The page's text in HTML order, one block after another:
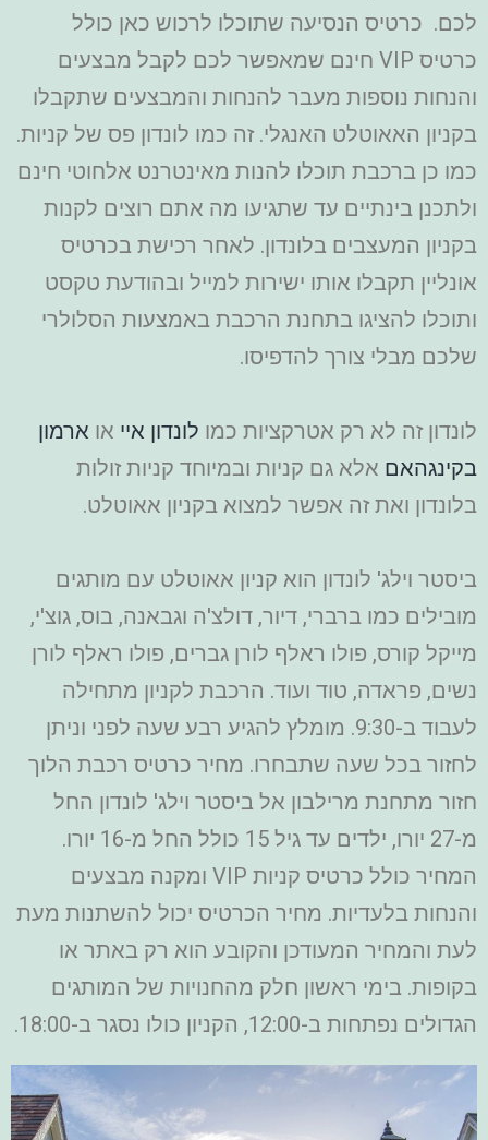
לכם. כרטיס הנסיעה שתוכלו לרכוש כאן כולל
כרטיס VIP חינם שמאפשר לכם לקבל מבצעים
והנחות נוספות מעבר להנחות והמבצעים שתקבלו
בקניון האאוטלט האנגלי. זה כמו לונדון פס של קניות.
כמו כן ברכבת תוכלו להנות מאינטרנט אלחוטי חינם
ולתכנן בינתיים עד שתגיעו מה אתם רוצים לקנות
בקניון המעצבים בלונדון. לאחר רכישת בכרטיס
אונליין תקבלו אותו ישירות למייל ובהודעת טקסט
ותוכלו להציגו בתחנת הרכבת באמצעות הסלולרי
שלכם מבלי צורך להדפיסו.
לונדון זה לא רק אטרקציות כמו לונדון איי או ארמון
בקינגהאם אלא גם קניות ובמיוחד קניות זולות
בלונדון ואת זה אפשר למצוא בקניון אאוטלט.
ביסטר וילג' לונדון הוא קניון אאוטלט עם מותגים
מובילים כמו ברברי, דיור, דולצ'ה וגבאנה, בוס, גוצ'י,
מייקל קורס, פולו ראלף לורן גברים, פולו ראלף לורן
נשים, פראדה, טוד ועוד. הרכבת לקניון מתחילה
לעבוד ב-9:30. מומלץ להגיע רבע שעה לפני וניתן
לחזור בכל שעה שתבחרו. מחיר כרטיס רכבת הלוך
חזור מתחנת מרילבון אל ביסטר וילג' לונדון החל
מ-27 יורו, ילדים עד גיל 15 כולל החל מ-16 יורו.
המחיר כולל כרטיס קניות VIP ומקנה מבצעים
והנחות בלעדיות. מחיר הכרטיס יכול להשתנות מעת
לעת והמחיר המעודכן והקובע הוא רק באתר או
בקופות. בימי ראשון חלק מהחנויות של המותגים
הגדולים נפתחות ב-12:00, הקניון כולו נסגר ב-18:00.